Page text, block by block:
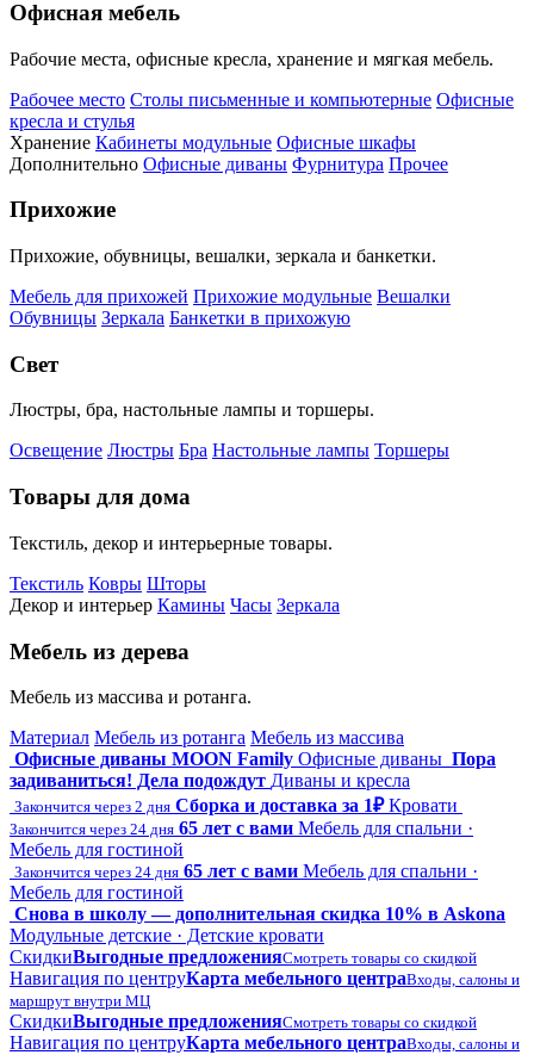
Офисная мебель
Рабочие места, офисные кресла, хранение и мягкая мебель.
Рабочее место Столы письменные и компьютерные Офисные
кресла и стулья
Хранение Кабинеты модульные Офисные шкафы
Дополнительно Офисные диваны Фурнитура Прочее
Прихожие
Прихожие, обувницы, вешалки, зеркала и банкетки.
Мебель для прихожей Прихожие модульные Вешалки
Обувницы Зеркала Банкетки в прихожую
Свет
Люстры, бра, настольные лампы и торшеры.
Освещение Люстры Бра Настольные лампы Торшеры
Товары для дома
Текстиль, декор и интерьерные товары.
Текстиль Ковры Шторы
Декор и интерьер Камины Часы Зеркала
Мебель из дерева
Мебель из массива и ротанга.
Материал Мебель из ротанга Мебель из массива
Офисные диваны MOON Family Офисные диваны Пора
задиваниться! Дела подождут Диваны и кресла
Закончится через 2 дня Сборка и доставка за 1₽ Кровати
Закончится через 24 дня 65 лет с вами Мебель для спальни ·
Мебель для гостиной
Закончится через 24 дня 65 лет с вами Мебель для спальни ·
Мебель для гостиной
Снова в школу — дополнительная скидка 10% в Askona
Модульные детские · Детские кровати
СкидкиВыгодные предложенияСмотреть товары со скидкой
Навигация по центруКарта мебельного центраВходы, салоны и
маршрут внутри МЦ
СкидкиВыгодные предложенияСмотреть товары со скидкой
Навигация по центруКарта мебельного центраВходы, салоны и